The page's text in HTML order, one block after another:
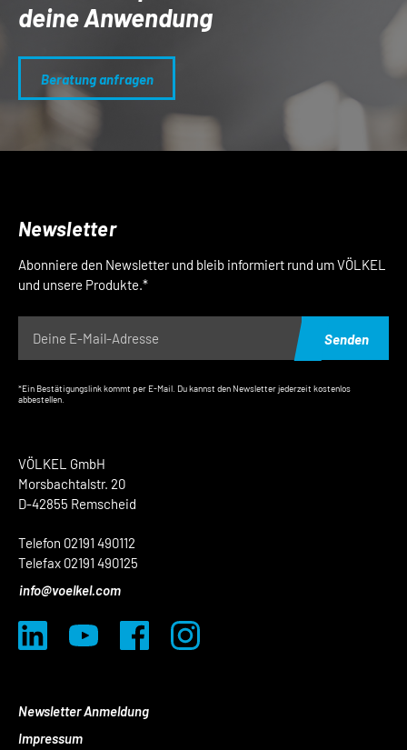
deine Anwendung
Beratung anfragen
VÖLKEL GmbH
Morsbachtalstr. 20
D-42855 Remscheid
Telefon 02191 490112
Telefax 02191 490125
info@voelkel.com
Newsletter Anmeldung
Impressum
Newsletter
Abonniere den Newsletter und bleib informiert rund um VÖLKEL
und unsere Produkte.*
Senden
*Ein Bestätigungslink kommt per E-Mail. Du kannst den Newsletter jederzeit kostenlos
abbestellen.